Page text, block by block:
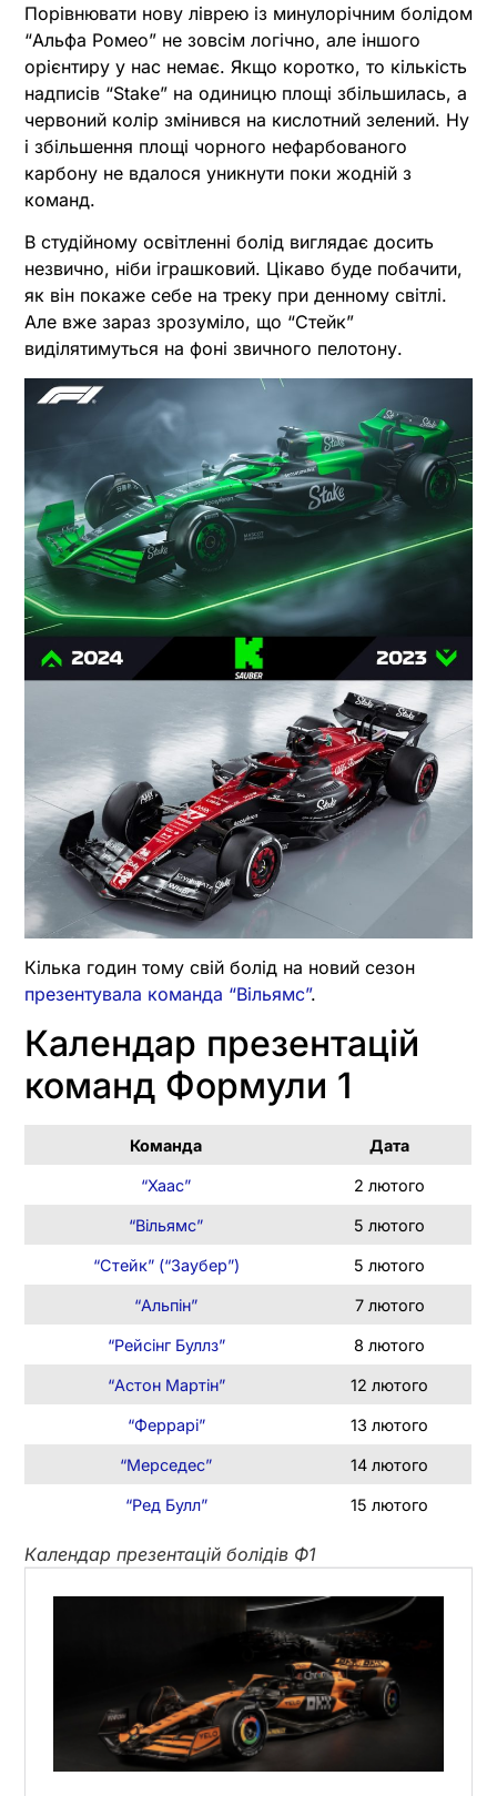
Порівнювати нову ліврею із минулорічним болідом
“Альфа Ромео” не зовсім логічно, але іншого
орієнтиру у нас немає. Якщо коротко, то кількість
надписів “Stake” на одиницю площі збільшилась, а
червоний колір змінився на кислотний зелений. Ну
і збільшення площі чорного нефарбованого
карбону не вдалося уникнути поки жодній з
команд.
В студійному освітленні болід виглядає досить
незвично, ніби іграшковий. Цікаво буде побачити,
як він покаже себе на треку при денному світлі.
Але вже зараз зрозуміло, що “Стейк”
виділятимуться на фоні звичного пелотону.
Кілька годин тому свій болід на новий сезон
презентувала команда “Вільямс”.
Календар презентацій
команд Формули 1
Команда Дата
“Хаас” 2 лютого
“Вільямс” 5 лютого
“Стейк” (“Заубер”) 5 лютого
“Альпін” 7 лютого
“Рейсінг Буллз” 8 лютого
“Астон Мартін” 12 лютого
“Феррарі” 13 лютого
“Мерседес” 14 лютого
“Ред Булл” 15 лютого
Календар презентацій болідів Ф1